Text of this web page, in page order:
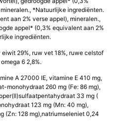
*Natuurlijke ingrediënten.
aan 2% verse appel), mineralen.,
appel* (0,3% equivalent aan 2%
ingrediënten.
eiwit 29%, ruw vet 18%, ruwe celstof
6 2,8%.
A 27000 IE, vitamine E 410 mg,
monohydraat 260 mg (Fe: 86 mg),
33 mg (
123 mg (Mn: 40 mg),
(Zn: 128 mg),natriumseleniet 0,24